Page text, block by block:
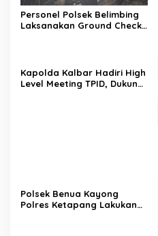
Personel Polsek Belimbing
Laksanakan Ground Check
Kapolda Kalbar Hadiri High
Level Meeting TPID, Dukung
Polsek Benua Kayong
Polres Ketapang Lakukan